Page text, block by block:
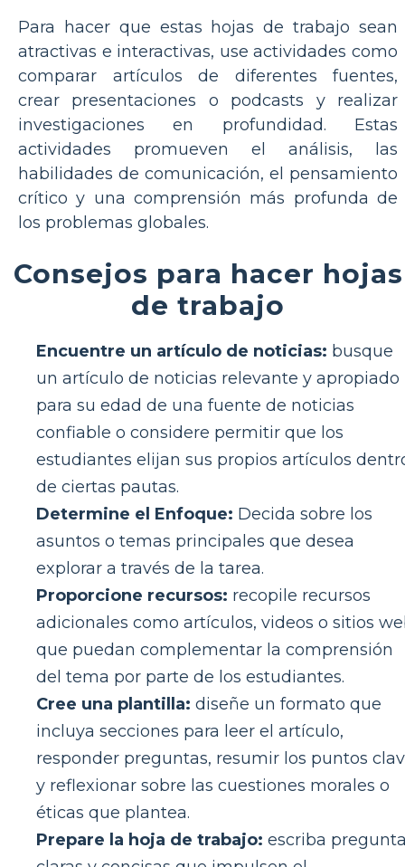
Para hacer que estas hojas de trabajo sean
atractivas e interactivas, use actividades como
comparar artículos de diferentes fuentes,
crear presentaciones o podcasts y realizar
investigaciones en profundidad. Estas
actividades promueven el análisis, las
habilidades de comunicación, el pensamiento
crítico y una comprensión más profunda de
los problemas globales.
Consejos para hacer hojas
de trabajo
Encuentre un artículo de noticias: busque
un artículo de noticias relevante y apropiado
para su edad de una fuente de noticias
confiable o considere permitir que los
estudiantes elijan sus propios artículos
de ciertas pautas.
Determine el Enfoque: Decida sobre los
asuntos o temas principales que desea
explorar a través de la tarea.
Proporcione recursos: recopile recursos
adicionales como artículos, videos o sitios
que puedan complementar la comprensión
del tema por parte de los estudiantes.
Cree una plantilla: diseñe un formato que
incluya secciones para leer el artículo,
responder preguntas, resumir los puntos
y reflexionar sobre las cuestiones morales o
éticas que plantea.
Prepare la hoja de trabajo: escriba